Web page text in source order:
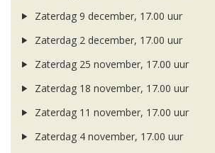
Zaterdag 9 december, 17.00 uur
Zaterdag 2 december, 17.00 uur
Zaterdag 25 november, 17.00 uur
Zaterdag 18 november, 17.00 uur
Zaterdag 11 november, 17.00 uur
Zaterdag 4 november, 17.00 uur